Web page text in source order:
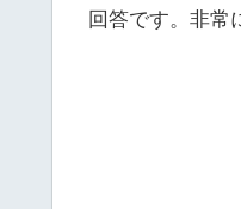
回答です。非常